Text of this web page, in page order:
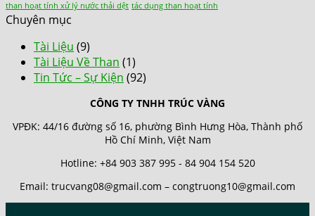
than hoạt tính xử lý nước thải dệt tác dụng than hoạt tính
Chuyên mục
Tài Liệu (9)
Tài Liệu Về Than (1)
Tin Tức – Sự Kiện (92)
CÔNG TY TNHH TRÚC VÀNG
VPĐK: 44/16 đường số 16, phường Bình Hưng Hòa, Thành phố
Hồ Chí Minh, Việt Nam
Hotline: +84 903 387 995 - 84 904 154 520
Email: trucvang08@gmail.com – congtruong10@gmail.com